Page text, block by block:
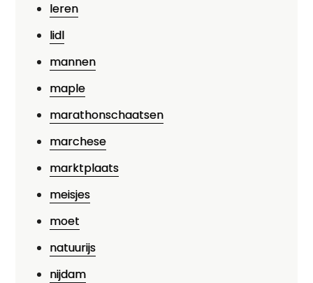
leren
lidl
mannen
maple
marathonschaatsen
marchese
marktplaats
meisjes
moet
natuurijs
nijdam